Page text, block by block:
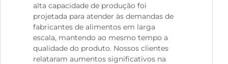
alta capacidade de produção foi
projetada para atender às demandas de
fabricantes de alimentos em larga
escala, mantendo ao mesmo tempo a
qualidade do produto. Nossos clientes
relataram aumentos significativos na